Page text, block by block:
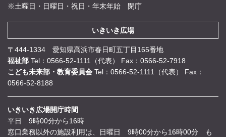
※土曜日・日曜日・祝日・年末年始 閉庁
いきいき広場
〒444-1334 愛知県高浜市春日町五丁目165番地
福祉部 Tel：0566-52-1111（代表）
Fax：0566-52-7918
こども未来部・教育委員会 Tel：0566-52-1111（代表）
Fax：
0566-52-8188
いきいき広場開庁時間
平日 9時00分から16時
窓口業務以外の施設利用は、日曜日 9時00分から16時00分 も